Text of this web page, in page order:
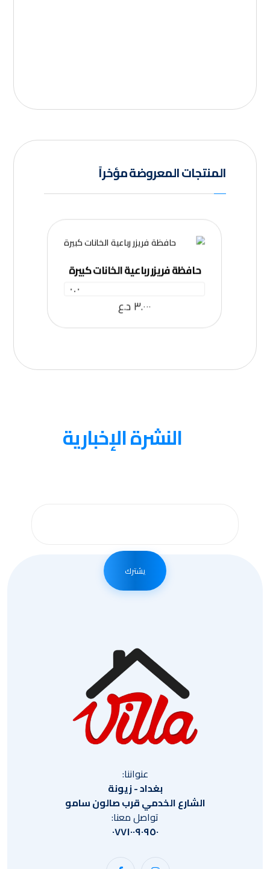
المنتجات المعروضة مؤخراً
حافظة فريزر رباعية الخانات كبيرة
٠.٠
٣.٠٠٠د.ع
النشرة الإخبارية
يشترك
عنواننا:
بغداد - زيونة
الشارع الخدمي قرب صالون سامو
تواصل معنا:
٠٧٧١٠٠٩٠٩٥٠